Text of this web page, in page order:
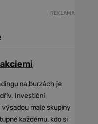
REKLAMA
na burzách je
Investiční
malé skupiny
každému, kdo si